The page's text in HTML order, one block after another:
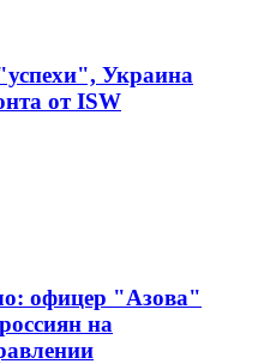
Украина
от ISW
офицер "Азова"
на